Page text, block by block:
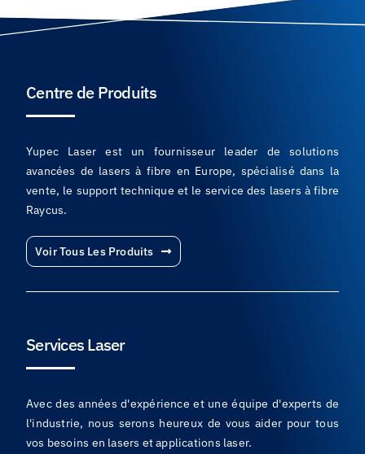
Centre de Produits
Yupec Laser est un fournisseur leader de solutions
avancées de lasers à fibre en Europe, spécialisé dans la
vente, le support technique et le service des lasers à fibre
Raycus.
Voir Tous Les Produits
Services Laser
Avec des années d'expérience et une équipe d'experts de
l'industrie, nous serons heureux de vous aider pour tous
vos besoins en lasers et applications laser.